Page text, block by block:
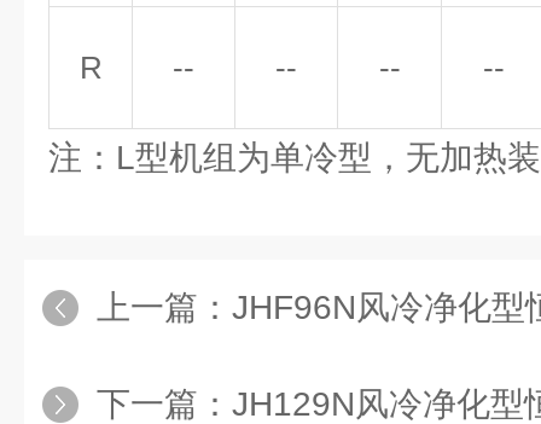
R -- -- -- --
注：L型机组为单冷型，无加热
上一篇： JHF96N风冷净化型
下一篇： JH129N风冷净化型